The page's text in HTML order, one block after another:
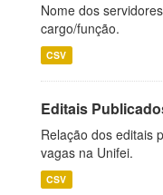
Nome dos
cargo/função.
CSV
Editais
Relação dos editais
vagas na Unifei.
CSV